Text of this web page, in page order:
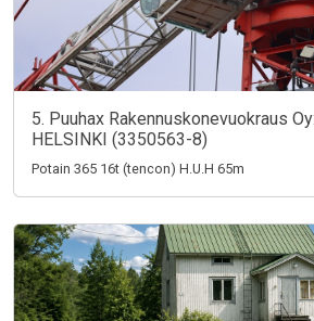
5. Puuhax Rakennuskonevuokraus
HELSINKI (3350563-8)
Potain 365 16t (tencon) H.U.H 65m